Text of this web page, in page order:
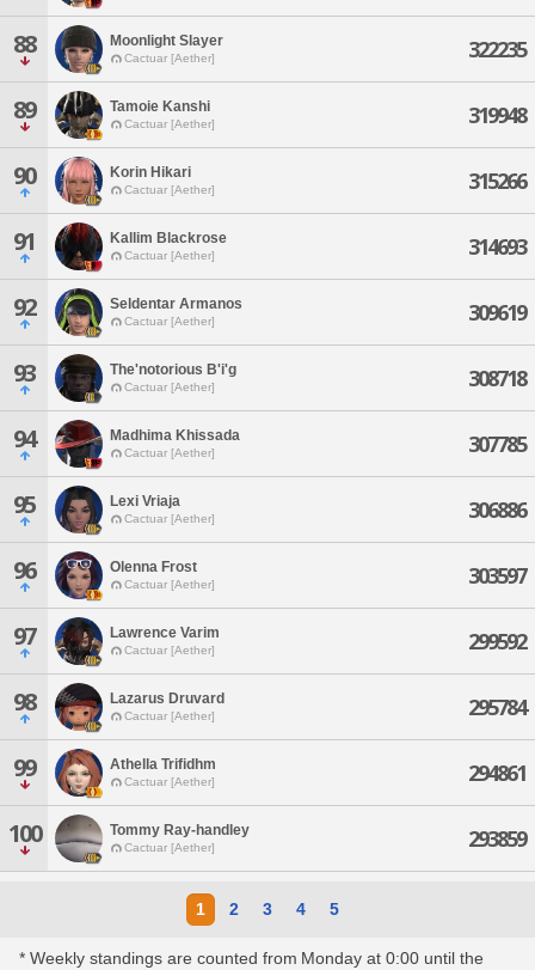
88 Moonlight Slayer
Cactuar [Aether] 322235
89 Tamoie Kanshi
Cactuar [Aether] 319948
90 Korin Hikari
Cactuar [Aether] 315266
91 Kallim Blackrose
Cactuar [Aether] 314693
92 Seldentar Armanos
Cactuar [Aether] 309619
93 The'notorious B'i'g
Cactuar [Aether] 308718
94 Madhima Khissada
Cactuar [Aether] 307785
95 Lexi Vriaja
Cactuar [Aether] 306886
96 Olenna Frost
Cactuar [Aether] 303597
97 Lawrence Varim
Cactuar [Aether] 299592
98 Lazarus Druvard
Cactuar [Aether] 295784
99 Athella Trifidhm
Cactuar [Aether] 294861
100 Tommy Ray-handley
Cactuar [Aether] 293859
1 2 3 4 5
* Weekly standings are counted from Monday at 0:00 until the